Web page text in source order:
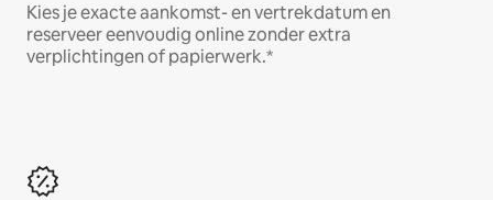
Kies je exacte aankomst- en vertrekdatum en
reserveer eenvoudig online zonder extra
verplichtingen of papierwerk.*